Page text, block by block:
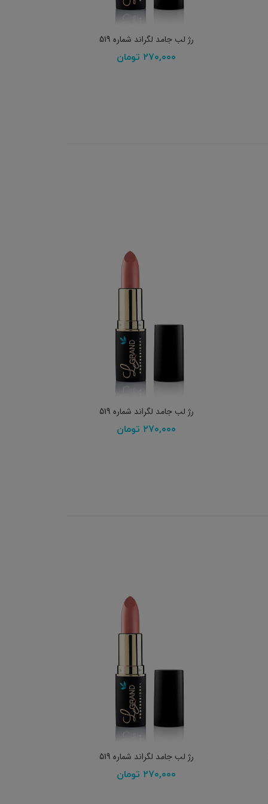
افزودن به سبد خرید
رژ لب جامد لگراند شماره 519
۲۷۰,۰۰۰ تومان
افزودن به سبد خرید
رژ لب جامد لگراند شماره 519
۲۷۰,۰۰۰ تومان
افزودن به سبد خرید
رژ لب جامد لگراند شماره 519
۲۷۰,۰۰۰ تومان